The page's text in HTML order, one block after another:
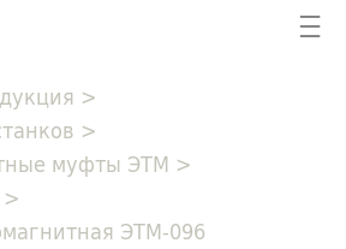
☰
>
>
муфты ЭТМ >
>
ЭТМ-096